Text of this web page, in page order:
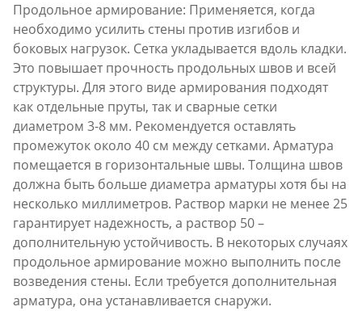
Продольное армирование: Применяется, когда
необходимо усилить стены против изгибов и
боковых нагрузок. Сетка укладывается вдоль кладки.
Это повышает прочность продольных швов и всей
структуры. Для этого виде армирования подходят
как отдельные пруты, так и сварные сетки
диаметром 3-8 мм. Рекомендуется оставлять
промежуток около 40 см между сетками. Арматура
помещается в горизонтальные швы. Толщина швов
должна быть больше диаметра арматуры хотя бы на
несколько миллиметров. Раствор марки не менее 25
гарантирует надежность, а раствор 50 –
дополнительную устойчивость. В некоторых случаях
продольное армирование можно выполнить после
возведения стены. Если требуется дополнительная
арматура, она устанавливается снаружи.